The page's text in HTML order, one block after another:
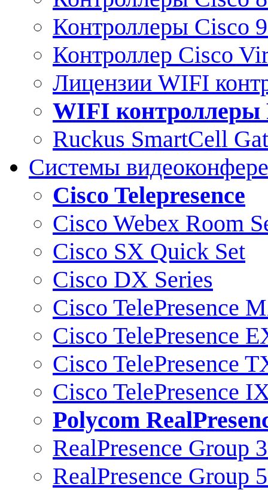
Контроллеры Cisco
Контроллер Cisco
Лицензии WIFI
WIFI контроллеры
Ruckus SmartCell
Системы
Cisco Telepresence
Cisco Webex Room
Cisco SX Quick Set
Cisco DX Series
Cisco TelePresence
Cisco TelePresence
Cisco TelePresence
Cisco TelePresence
Polycom
RealPresence Group
RealPresence Group